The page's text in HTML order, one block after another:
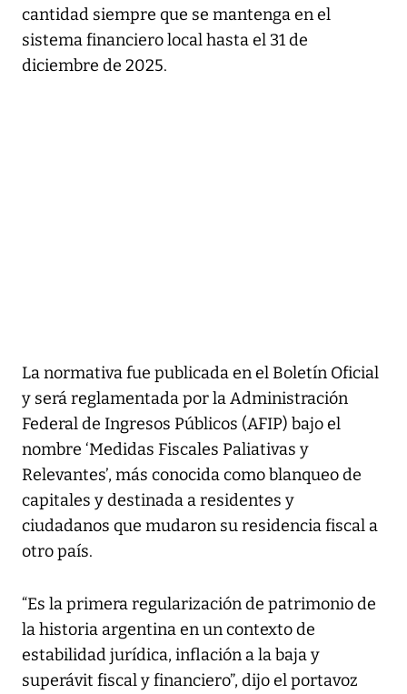
cantidad siempre que se mantenga en el
sistema financiero local hasta el 31 de
diciembre de 2025.
La normativa fue publicada en el Boletín Oficial
y será reglamentada por la Administración
Federal de Ingresos Públicos (AFIP) bajo el
nombre ‘Medidas Fiscales Paliativas y
Relevantes’, más conocida como blanqueo de
capitales y destinada a residentes y
ciudadanos que mudaron su residencia fiscal a
otro país.
“Es la primera regularización de patrimonio de
la historia argentina en un contexto de
estabilidad jurídica, inflación a la baja y
superávit fiscal y financiero”, dijo el portavoz